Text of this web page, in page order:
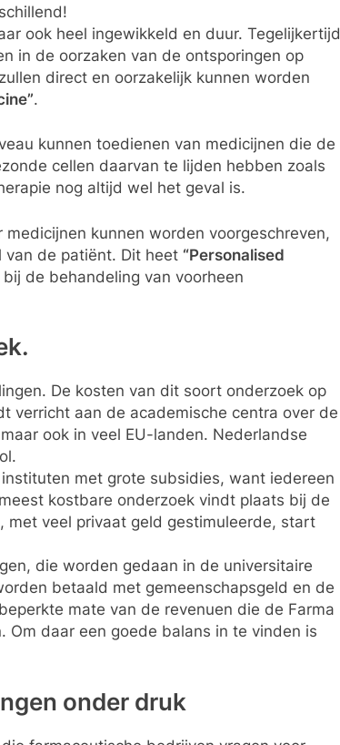
ook heel ingewikkeld en duur. Tegelijkertijd
in de oorzaken van de ontsporingen op
direct en oorzakelijk kunnen worden
.
kunnen toedienen van medicijnen die de
cellen daarvan te lijden hebben zoals
nog altijd wel het geval is.
kunnen worden voorgeschreven,
de patiënt. Dit heet “Personalised
de behandeling van voorheen
De kosten van dit soort onderzoek op
verricht aan de academische centra over de
ook in veel EU-landen. Nederlandse
met grote subsidies, want iedereen
kostbare onderzoek vindt plaats bij de
met veel privaat geld gestimuleerde, start
die worden gedaan in de universitaire
betaald met gemeenschapsgeld en de
mate van de revenuen die de Farma
daar een goede balans in te vinden is
onder druk